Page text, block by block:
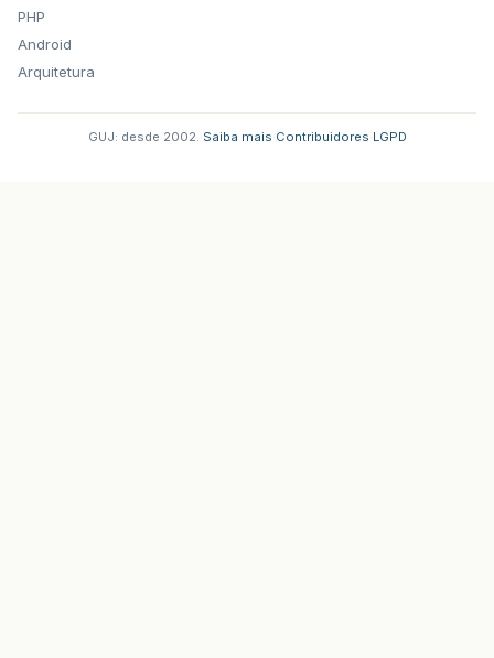
PHP
Android
Arquitetura
GUJ: desde 2002. Saiba mais Contribuidores LGPD